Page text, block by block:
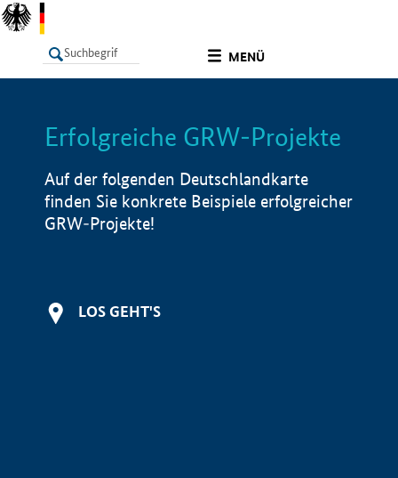
MENÜ
LISTE Info
Erfolgreiche GRW-Projekte
Auf der folgenden Deutschlandkarte
finden Sie konkrete Beispiele erfolgreicher
GRW-Projekte!
LOS GEHT'S